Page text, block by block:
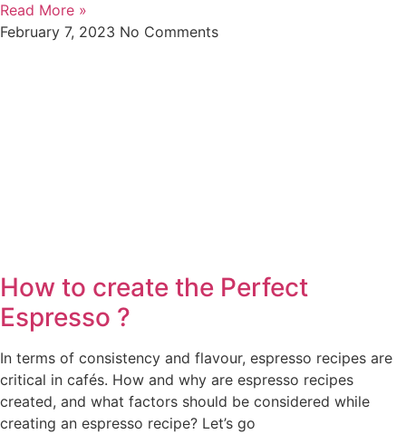
Read More »
February 7, 2023 No Comments
How to create the Perfect
Espresso ?
In terms of consistency and flavour, espresso recipes are
critical in cafés. How and why are espresso recipes
created, and what factors should be considered while
creating an espresso recipe? Let’s go